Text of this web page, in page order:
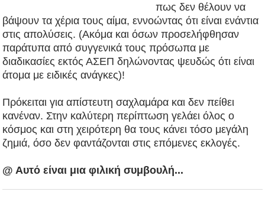
πως δεν θέλουν να
βάψουν τα χέρια τους αίμα, εννοώντας ότι είναι ενάντια
στις απολύσεις. (Ακόμα και όσων προσελήφθησαν
παράτυπααπό συγγενικά τους πρόσωπα με
διαδικασίεςεκτός ΑΣΕΠ δηλώνοντας ψευδώς ότι είναι
άτομα με ειδικές ανάγκες)!
Πρόκειται για απίστευτη σαχλαμάρα και δεν πείθει
κανέναν. Στην καλύτερη περίπτωση γελάει όλος ο
κόσμος και στη χειρότερη θα τους κάνει τόσο μεγάλη
ζημιά, όσο δεν φαντάζονται στις επόμενες εκλογές.
@ Αυτό είναι μια φιλική συμβουλή...